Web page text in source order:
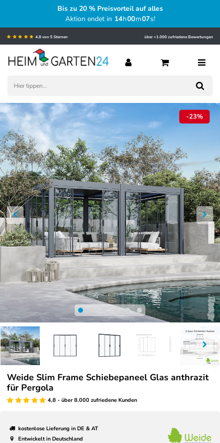
Bis zu 20 % Preisvorteil auf alles
Aktion endet in 14h00m06s!
4,8 von 5 Sternen über +1.000 zufriedene Bewertungen
-23%
Weide Slim Frame Schiebepaneel Glas anthrazit
für Pergola
4,8 - über 8.000 zufriedene Kunden
kostenlose Lieferung in DE & AT
Entwickelt in Deutschland